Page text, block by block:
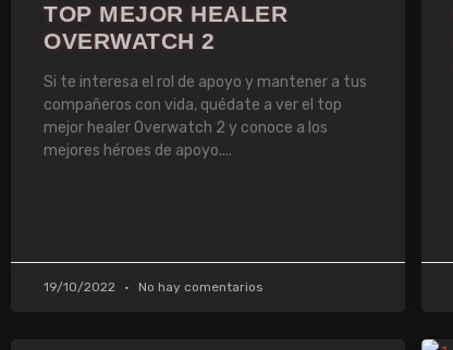
TOP MEJOR HEALER
OVERWATCH 2
Si te interesa el rol de apoyo y mantener a tus
compañeros con vida, quédate a ver el top
mejor healer Overwatch 2 y conoce a los
mejores héroes de apoyo.
19/10/2022 No hay comentarios